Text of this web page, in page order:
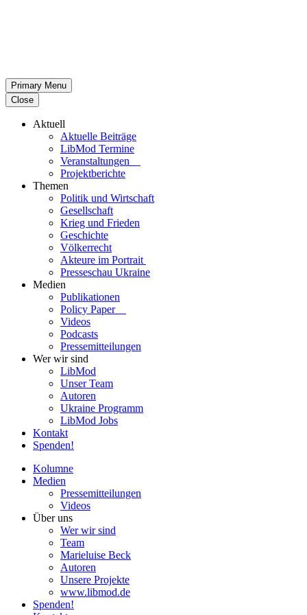
Primary Menu
Close
Aktuell
Aktu­elle Beiträge
LibMod Termine
Ver­an­stal­tun­gen
Pro­jekt­be­richte
Themen
Politik und Wirtschaft
Gesell­schaft
Krieg und Frieden
Geschichte
Völ­ker­recht
Akteure im Portrait
Pres­se­schau Ukraine
Medien
Publi­ka­tio­nen
Policy Paper
Videos
Pod­casts
Pres­se­mit­tei­lun­gen
Wer wir sind
LibMod
Unser Team
Autoren
Ukraine Pro­gramm
LibMod Jobs
Kontakt
Spenden!
Kolumne
Medien
Pres­se­mit­tei­lun­gen
Videos
Über uns
Wer wir sind
Team
Marie­luise Beck
Autoren
Unsere Pro­jekte
www.libmod.de
Spenden!